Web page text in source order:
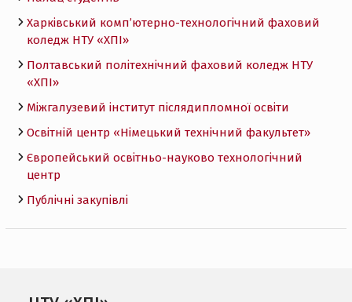
Харківський комп’ютерно-технологічний фаховий
коледж НТУ «ХПI»
Полтавський політехнічний фаховий коледж НТУ
«ХПI»
Міжгалузевий інститут післядипломної освіти
Освітній центр «Німецький технічний факультет»
Європейський освітньо-науково технологічний
центр
Публічні закупівлі